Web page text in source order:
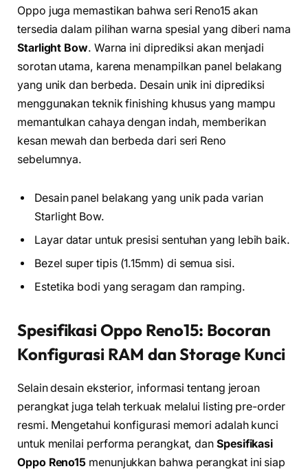
Oppo juga memastikan bahwa seri Reno15 akan
tersedia dalam pilihan warna spesial yang diberi nama
Starlight Bow. Warna ini diprediksi akan menjadi
sorotan utama, karena menampilkan panel belakang
yang unik dan berbeda. Desain unik ini diprediksi
menggunakan teknik finishing khusus yang mampu
memantulkan cahaya dengan indah, memberikan
kesan mewah dan berbeda dari seri Reno
sebelumnya.
Desain panel belakang yang unik pada varian
Starlight Bow.
Layar datar untuk presisi sentuhan yang lebih baik.
Bezel super tipis (1.15mm) di semua sisi.
Estetika bodi yang seragam dan ramping.
Spesifikasi Oppo Reno15: Bocoran
Konfigurasi RAM dan Storage Kunci
Selain desain eksterior, informasi tentang jeroan
perangkat juga telah terkuak melalui listing pre-order
resmi. Mengetahui konfigurasi memori adalah kunci
untuk menilai performa perangkat, dan Spesifikasi
Oppo Reno15 menunjukkan bahwa perangkat ini siap